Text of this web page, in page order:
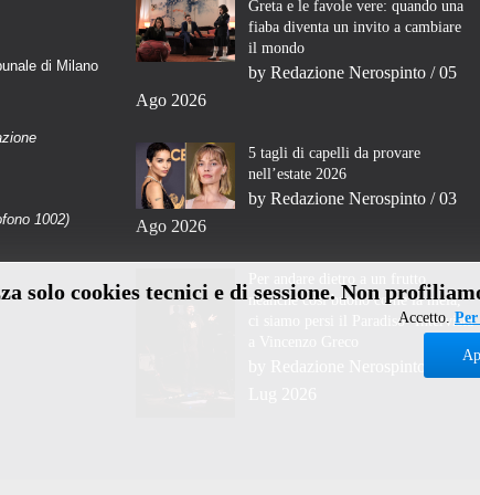
solo cookies tecnici e di sessione. Non
Accetto.
di Milano
1002)
Greta e le favole vere: quando una
fiaba diventa un invito a cambiare
il mondo
by Redazione Nerospinto / 05
Ago 2026
5 tagli di capelli da provare
nell’estate 2026
by Redazione Nerospinto / 03
Ago 2026
neanche così buono come la mela,
ci siamo persi il Paradiso- Intervista